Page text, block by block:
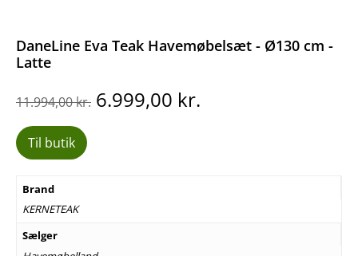
DaneLine Eva Teak Havemøbelsæt - Ø130 cm -
Latte
11.994,00kr. Den
oprindelige
6.999,00 kr.
Til butik
Brand
KERNETEAK
Sælger